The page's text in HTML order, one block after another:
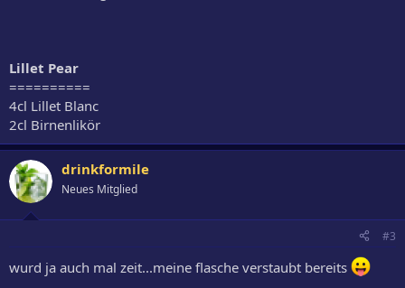
Lillet Pear
==========
4cl Lillet Blanc
2cl Birnenlikör
drinkformile
Neues Mitglied
#3
wurd ja auch mal zeit...meine flasche verstaubt bereits